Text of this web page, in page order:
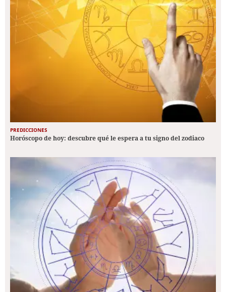
PREDICCIONES
Horóscopo de hoy: descubre qué le espera a tu signo del zodiaco